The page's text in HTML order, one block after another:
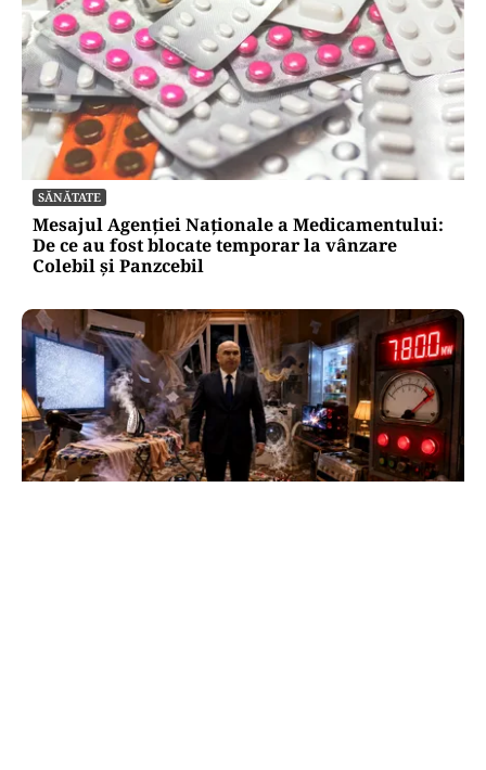
SĂNĂTATE
Mesajul Agenției Naționale a Medicamentului:
De ce au fost blocate temporar la vânzare
Colebil și Panzcebil